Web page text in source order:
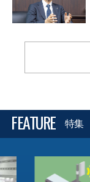
FEATURE 特集